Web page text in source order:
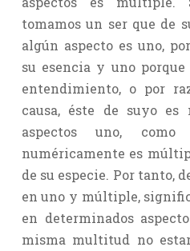
tomamos un ser que de
algún aspecto es uno,
su esencia y uno
entendimiento, o por
causa, éste de suyo
aspectos uno,
numéricamente es
de su especie. Por tanto,
en uno y múltiple,
en determinados
misma multitud no